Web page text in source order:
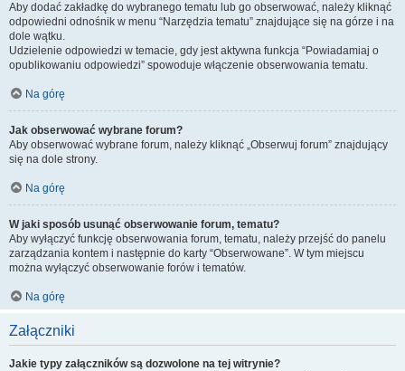
Aby dodać zakładkę do wybranego tematu lub go obserwować, należy kliknąć
odpowiedni odnośnik w menu “Narzędzia tematu” znajdujące się na górze i na
dole wątku.
Udzielenie odpowiedzi w temacie, gdy jest aktywna funkcja “Powiadamiaj o
opublikowaniu odpowiedzi” spowoduje włączenie obserwowania tematu.
Na górę
Jak obserwować wybrane forum?
Aby obserwować wybrane forum, należy kliknąć „Obserwuj forum” znajdujący
się na dole strony.
Na górę
W jaki sposób usunąć obserwowanie forum, tematu?
Aby wyłączyć funkcję obserwowania forum, tematu, należy przejść do panelu
zarządzania kontem i następnie do karty “Obserwowane”. W tym miejscu
można wyłączyć obserwowanie forów i tematów.
Na górę
Załączniki
Jakie typy załączników są dozwolone na tej witrynie?